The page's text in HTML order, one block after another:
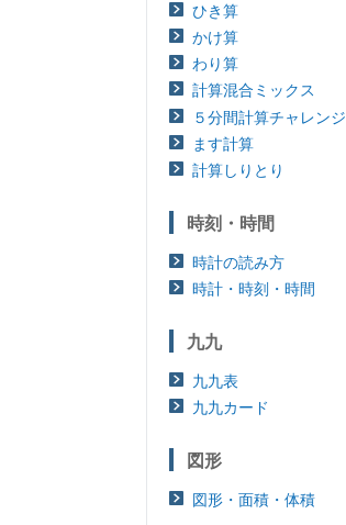
ひき算
かけ算
わり算
計算混合ミックス
５分間計算チャレンジ
ます計算
計算しりとり
時刻・時間
時計の読み方
時計・時刻・時間
九九
九九表
九九カード
図形
図形・面積・体積